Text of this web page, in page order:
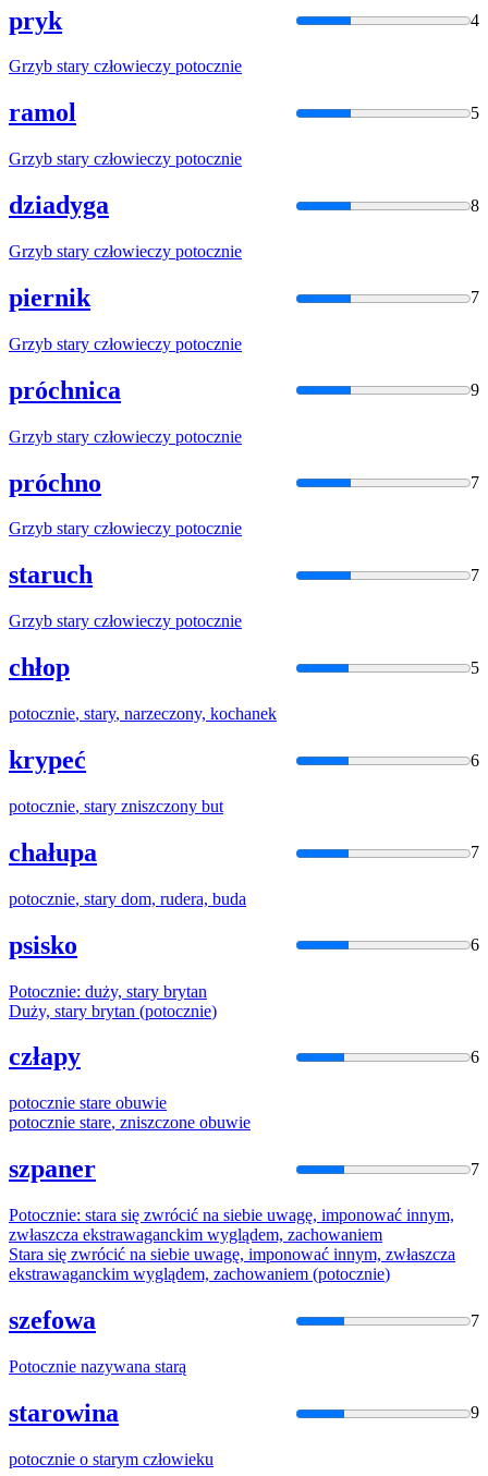
pryk 4
Grzyb stary człowieczy potocznie
ramol 5
Grzyb stary człowieczy potocznie
dziadyga 8
Grzyb stary człowieczy potocznie
piernik 7
Grzyb stary człowieczy potocznie
próchnica 9
Grzyb stary człowieczy potocznie
próchno 7
Grzyb stary człowieczy potocznie
staruch 7
Grzyb stary człowieczy potocznie
chłop 5
potocznie, stary, narzeczony, kochanek
krypeć 6
potocznie, stary zniszczony but
chałupa 7
potocznie, stary dom, rudera, buda
psisko 6
Potocznie: duży, stary brytan
Duży, stary brytan (potocznie)
człapy 6
potocznie stare obuwie
potocznie stare, zniszczone obuwie
szpaner 7
Potocznie: stara się zwrócić na siebie uwagę, imponować innym,
zwłaszcza ekstrawaganckim wyglądem, zachowaniem
Stara się zwrócić na siebie uwagę, imponować innym, zwłaszcza
ekstrawaganckim wyglądem, zachowaniem (potocznie)
szefowa 7
Potocznie nazywana starą
starowina 9
potocznie o starym człowieku